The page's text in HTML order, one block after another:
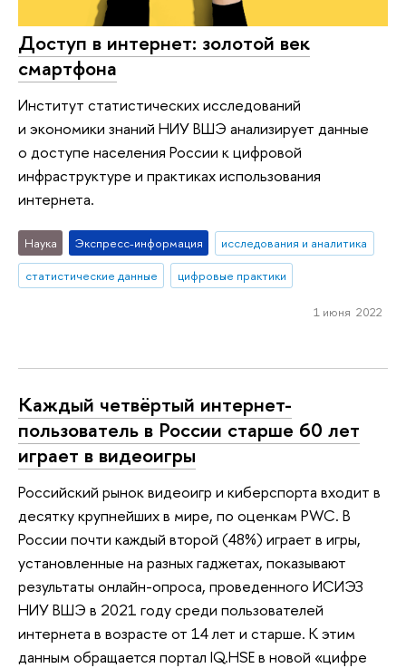
Доступ в интернет: золотой век
смартфона
Институт статистических исследований
и экономики знаний НИУ ВШЭ анализирует данные
о доступе населения России к цифровой
инфраструктуре и практиках использования
интернета.
Наука Экспресс-информация
исследования и аналитика
статистические данные
цифровые практики
1 июня 2022
Каждый четвёртый интернет-
пользователь в России старше 60 лет
играет в видеоигры
Российский рынок видеоигр и киберспорта входит в
десятку крупнейших в мире, по оценкам PWC. В
России почти каждый второй (48%) играет в игры,
установленные на разных гаджетах, показывают
результаты онлайн-опроса, проведенного ИСИЭЗ
НИУ ВШЭ в 2021 году среди пользователей
интернета в возрасте от 14 лет и старше. К этим
данным обращается портал IQ.HSE в новой «цифре